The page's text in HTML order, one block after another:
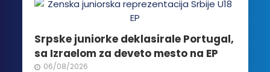
mogu
izabrane
na
stranici
Srpske juniorke deklasirale Portugal,
sa Izraelom za deveto mesto na EP
06/08/2026